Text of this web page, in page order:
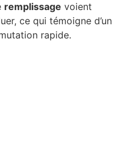
remplissage voient
ce qui témoigne d’un
rapide.